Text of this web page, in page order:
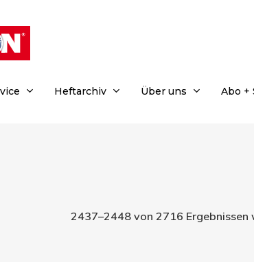
Heftarchiv Über uns Abo +
2437–2448 von 2716 Ergebnissen